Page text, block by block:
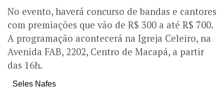
No evento, haverá concurso de bandas e cantores
com premiações que vão de R$ 300 a até R$ 700.
A programação acontecerá na Igreja Celeiro, na
Avenida FAB, 2202, Centro de Macapá, a partir
das 16h.
Seles Nafes